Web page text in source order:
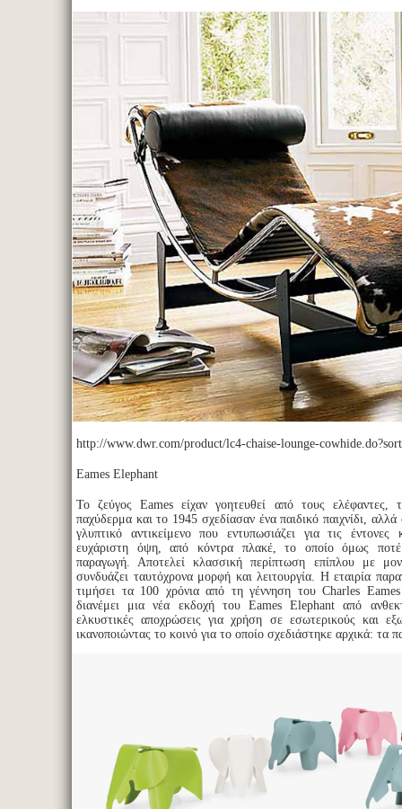
http://www.dwr.com/product/lc4-chaise-lounge-
Eames Elephant
Το ζεύγος Eames είχαν γοητευθεί από τους ελέφαντες,
παχύδερμα και το 1945 σχεδίασαν ένα παιδικό παιχνίδι,
γλυπτικό αντικείμενο που εντυπωσιάζει για τις
ευχάριστη όψη, από κόντρα πλακέ, το οποίο όμως
παραγωγή. Αποτελεί κλασσική περίπτωση επίπλου με
συνδυάζει ταυτόχρονα μορφή και λειτουργία. Η εταιρία
τιμήσει τα 100 χρόνια από τη γέννηση του Charles
διανέμει μια νέα εκδοχή του Eames Elephant από
ελκυστικές αποχρώσεις για χρήση σε εσωτερικούς και
ικανοποιώντας το κοινό για το οποίο σχεδιάστηκε αρχικά: τα